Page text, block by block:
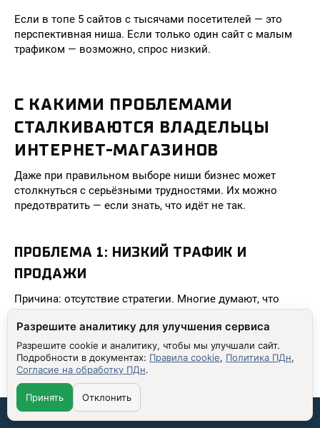
Если в топе 5 сайтов с тысячами посетителей — это
перспективная ниша. Если только один сайт с малым
трафиком — возможно, спрос низкий.
С КАКИМИ ПРОБЛЕМАМИ
СТАЛКИВАЮТСЯ ВЛАДЕЛЬЦЫ
ИНТЕРНЕТ-МАГАЗИНОВ
Даже при правильном выборе ниши бизнес может
столкнуться с серьёзными трудностями. Их можно
предотвратить — если знать, что идёт не так.
ПРОБЛЕМА 1: НИЗКИЙ ТРАФИК И
ПРОДАЖИ
Причина: отсутствие стратегии. Многие думают, что
рекламы и контента — ваш сайт остаётся
незамеченным.
Решение:
Начните с базового SEO: оптимизация мета-
описаний, заголовков
Связаться со мной:
Разрешите аналитику для улучшения сервиса
Разрешите cookie и аналитику, чтобы мы улучшали сайт.
Подробности в документах: Правила cookie, Политика ПДн,
Согласие на обработку ПДн.
Принять Отклонить